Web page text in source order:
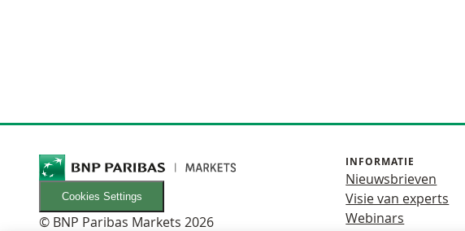
Cookies Settings
© BNP Paribas Markets 2026
INFORMATIE
Nieuwsbrieven
Visie van experts
Webinars